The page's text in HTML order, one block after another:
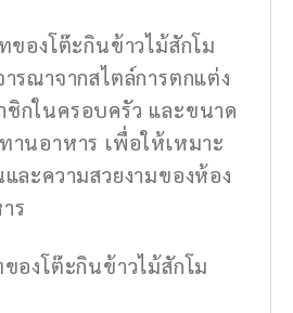
ของโต๊ะกินข้าวไม้สักโม
รณาจากสไตล์การตกแต่ง
กในครอบครัว และขนาด
านอาหาร เพื่อให้เหมาะ
ละความสวยงามของห้อง
ร
องโต๊ะกินข้าวไม้สักโม